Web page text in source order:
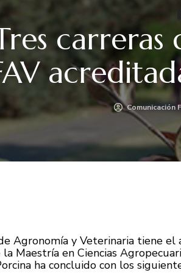
carreras
Comunicación
Agronomía y Veterinaria tiene
la Maestría en Ciencias
ha concluido con los